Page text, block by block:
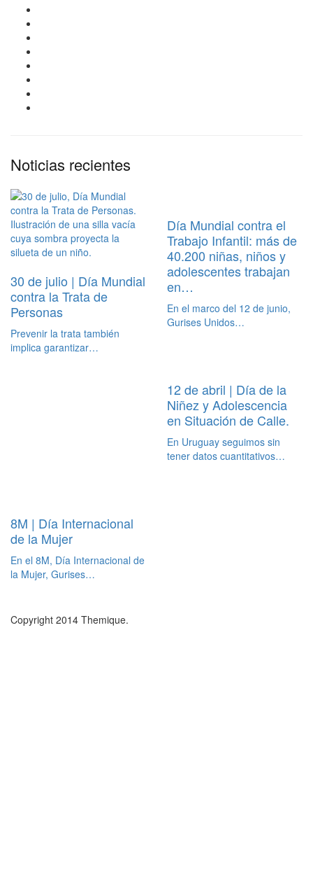
Noticias recientes
30 de julio | Día Mundial
contra la Trata de
Personas
Prevenir la trata también
implica garantizar…
Día Mundial contra el
Trabajo Infantil: más de
40.200 niñas, niños y
adolescentes trabajan
en…
En el marco del 12 de junio,
Gurises Unidos…
12 de abril | Día de la
Niñez y Adolescencia
en Situación de Calle.
En Uruguay seguimos sin
tener datos cuantitativos…
8M | Día Internacional
de la Mujer
En el 8M, Día Internacional de
la Mujer, Gurises…
Copyright 2014 Themique.